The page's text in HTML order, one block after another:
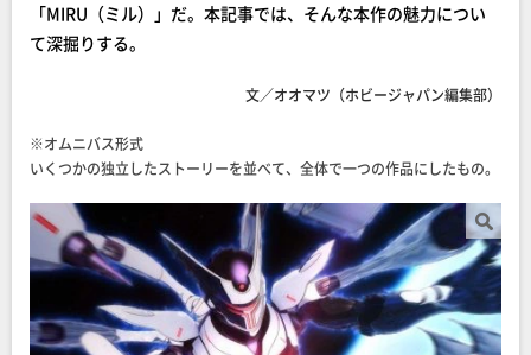
「MIRU（ミル）」だ。本記事では、そんな本作の魅力につい
て深掘りする。
文／オオマツ（ホビージャパン編集部）
※オムニバス形式
いくつかの独立したストーリーを並べて、全体で一つの作品にしたもの。